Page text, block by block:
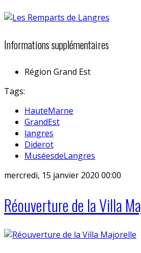
Informations supplémentaires
Région Grand Est
Tags:
HauteMarne
GrandEst
langres
Diderot
MuséesdeLangres
mercredi, 15 janvier 2020 00:00
Réouverture de la Villa